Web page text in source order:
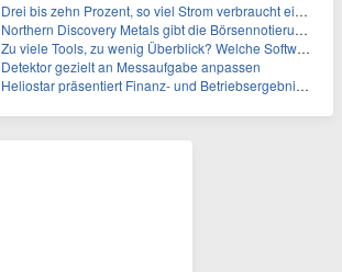
Drei bis zehn Prozent, so viel Strom verbraucht ein Aufzug im Gebäude
Northern Discovery Metals gibt die Börsennotierung an der Frankfurter Wertpapierbörse bekannt
Zu viele Tools, zu wenig Überblick? Welche Software IT-Dienstleister wirklich brauchen
Detektor gezielt an Messaufgabe anpassen
Heliostar präsentiert Finanz- und Betriebsergebnis für das zweite Quartal 2026 mit Goldproduktion und Barreserven in Rekordhöhe